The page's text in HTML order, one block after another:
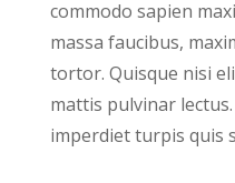
commodo sapien
massa faucibus,
tortor. Quisque nisi
mattis pulvinar
imperdiet turpis quis